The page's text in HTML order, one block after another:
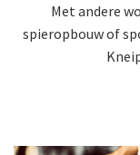
Met andere
spieropbouw of